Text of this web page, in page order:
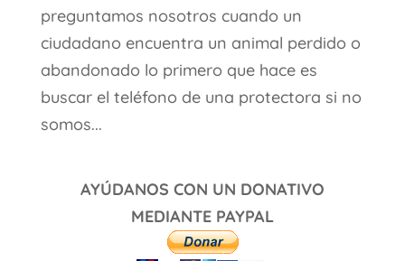
preguntamos nosotros cuando un
ciudadano encuentra un animal perdido o
abandonado lo primero que hace es
buscar el teléfono de una protectora si no
somos...
AYÚDANOS CON UN DONATIVO
MEDIANTE PAYPAL